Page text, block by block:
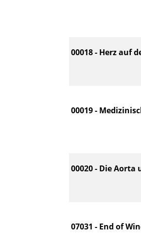
00018 - Herz auf
00019 -
00020 - Die Aorta
07031 - End of